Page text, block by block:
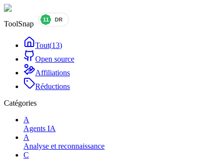
ToolSnap
Tout(13)
Open source
Affiliations
Réductions
Catégories
A
Agents IA
A
Analyse et reconnaissance
C